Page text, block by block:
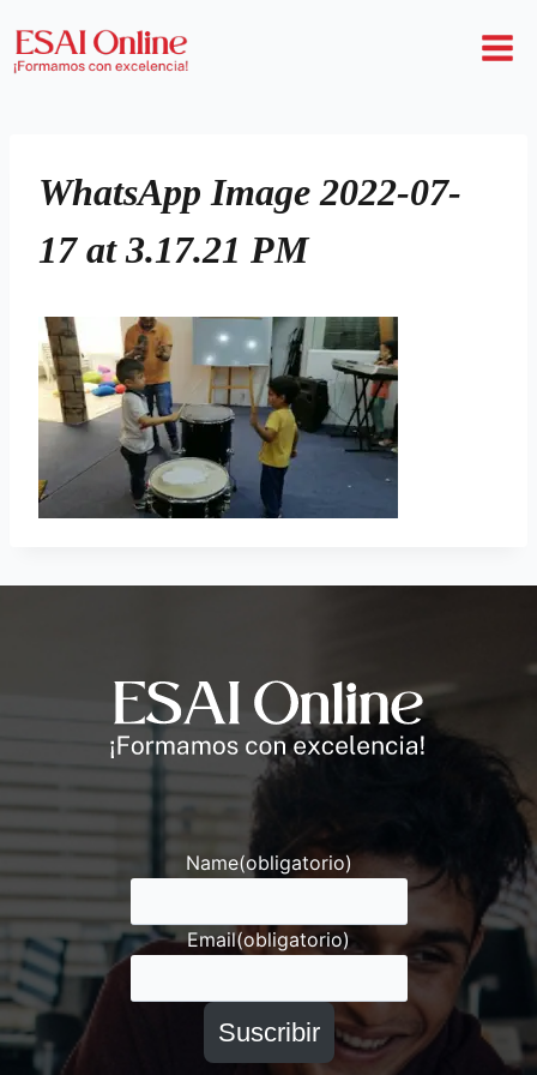
WhatsApp Image 2022-07-
17 at 3.17.21 PM
Name(obligatorio)
Email(obligatorio)
Suscribir